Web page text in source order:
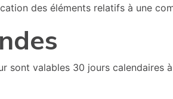
des éléments relatifs à une
valables 30 jours calendaires